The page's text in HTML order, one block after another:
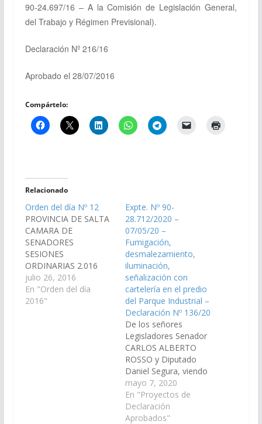
90-24.697/16 – A la Comisión de Legislación General,
del Trabajo y Régimen Previsional).
Declaración Nº 216/16
Aprobado el 28/07/2016
Compártelo:
Relacionado
Orden del día Nº 12
PROVINCIA DE SALTA
CAMARA DE
SENADORES
SESIONES
ORDINARIAS 2.016
ORDEN DEL DIA Nº 12
(Dictámenes de
Comisiones ingresados
julio 26, 2016
En "Orden del día
2016"
Expte. Nº 90-
28.712/2020 –
07/05/20 –
Fumigación,
desmalezamiento,
iluminación,
señalización con
cartelería en el predio
del Parque Industrial –
Declaración Nº 136/20
De los señores
Legisladores Senador
CARLOS ALBERTO
ROSSO y Diputado
Daniel Segura, viendo
con agrado que el
Poder Ejecutivo
Provincial a través de
los organismos
mayo 7, 2020
En "Proyectos de
Declaración
Aprobados"